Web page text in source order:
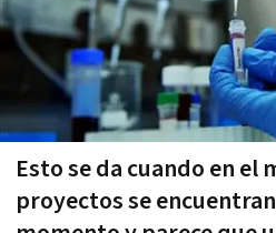
Esto se da cuando en el
proyectos se